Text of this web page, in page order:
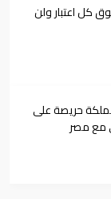
كل اعتبار ولن
حريصة على
مع مصر